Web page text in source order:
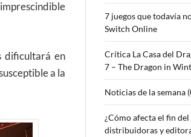
dificultará en
a la
7 juegos que todavía
Switch Online
Crítica La Casa del
7 – The Dragon in
Noticias de la semana
¿Cómo afecta el fin
distribuidoras y